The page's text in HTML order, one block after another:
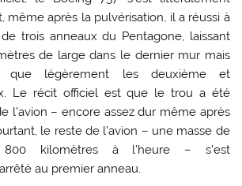
même après la pulvérisation, il a réussi à
trois anneaux du Pentagone, laissant
de large dans le dernier mur mais
que légèrement les deuxième et
Le récit officiel est que le trou a été
l’avion – encore assez dur même après
le reste de l’avion – une masse de
kilomètres à l’heure – s’est
au premier anneau.